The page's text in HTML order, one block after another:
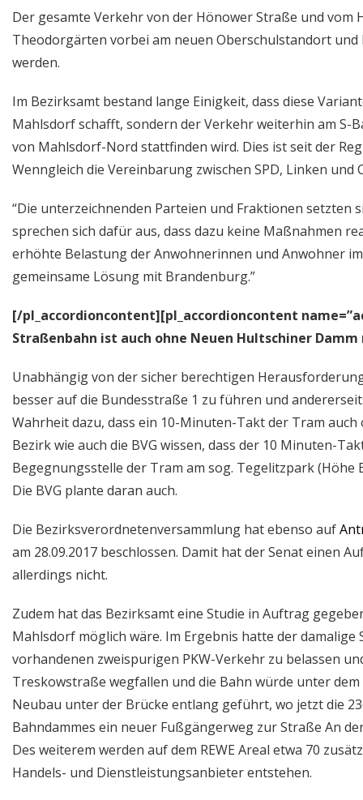
Der gesamte Verkehr von der Hönower Straße und
Theodorgärten vorbei am neuen Oberschulstandort
werden.
Im Bezirksamt bestand lange Einigkeit, dass diese
Mahlsdorf schafft, sondern der Verkehr weiterhin am
von Mahlsdorf-Nord stattfinden wird. Dies ist seit der
Wenngleich die Vereinbarung zwischen SPD, Linken
“Die unterzeichnenden Parteien und Fraktionen
sprechen sich dafür aus, dass dazu keine Maßnahmen
erhöhte Belastung der Anwohnerinnen und Anwohner
gemeinsame Lösung mit Brandenburg.”
[/pl_accordioncontent][pl_accordioncontent
Straßenbahn ist auch ohne Neuen Hultschiner Damm
Unabhängig von der sicher berechtigen
besser auf die Bundesstraße 1 zu führen und
Wahrheit dazu, dass ein 10-Minuten-Takt der Tram
Bezirk wie auch die BVG wissen, dass der 10 Minuten-
Begegnungsstelle der Tram am sog. Tegelitzpark
Die BVG plante daran auch.
Die Bezirksverordnetenversammlung hat ebenso auf
am 28.09.2017 beschlossen. Damit hat der Senat einen
allerdings nicht.
Zudem hat das Bezirksamt eine Studie in Auftrag
Mahlsdorf möglich wäre. Im Ergebnis hatte der
vorhandenen zweispurigen PKW-Verkehr zu belassen
Treskowstraße wegfallen und die Bahn würde unter
Neubau unter der Brücke entlang geführt, wo jetzt die
Bahndammes ein neuer Fußgängerweg zur Straße An
Des weiterem werden auf dem REWE Areal etwa 70
Handels- und Dienstleistungsanbieter entstehen.